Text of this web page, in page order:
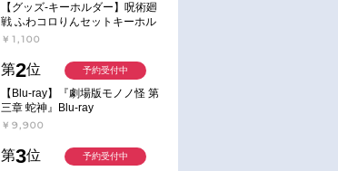
【グッズ-キーホルダー】呪術廻
戦 ふわコロりんセットキーホル
ダー【アニメイト特典付】
￥1,100
第2位
【Blu-ray】『劇場版モノノ怪 第
三章 蛇神』Blu-ray
￥9,900
予約受付中
第3位 予約受付中